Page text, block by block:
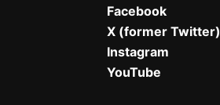
Facebook
X (former Twitter)
Instagram
YouTube